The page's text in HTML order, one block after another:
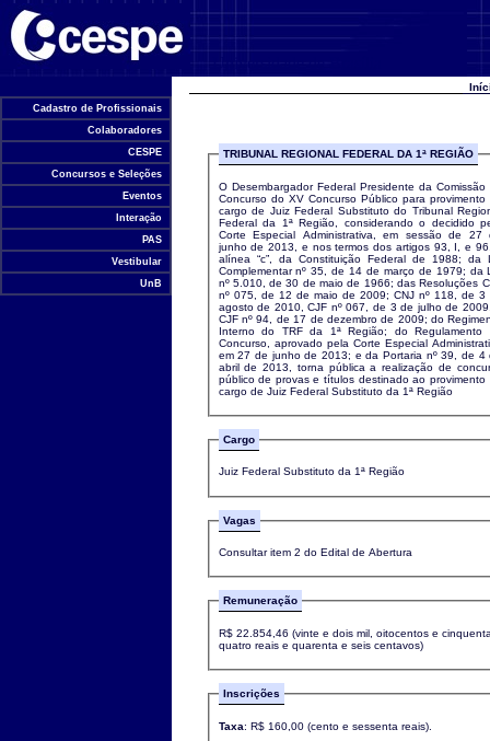
Cadastro de Profissionais
Colaboradores
CESPE
Concursos e Seleções
Eventos
Interação
PAS
Vestibular
UnB
TRIBUNAL REGIONAL FEDERAL DA 1ª REGIÃO
O Desembargador Federal Presidente da Comissão
Concurso do XV Concurso Público para provimento
cargo de Juiz Federal Substituto do Tribunal
Federal da 1ª Região, considerando o decidido
Corte Especial Administrativa, em sessão de 27
junho de 2013, e nos termos dos artigos 93, I, e
alínea “c”, da Constituição Federal de 1988; da
Complementar nº 35, de 14 de março de 1979; da
nº 5.010, de 30 de maio de 1966; das Resoluções
nº 075, de 12 de maio de 2009; CNJ nº 118, de 3
agosto de 2010, CJF nº 067, de 3 de julho de
CJF nº 94, de 17 de dezembro de 2009; do
Interno do TRF da 1ª Região; do Regulamento
Concurso, aprovado pela Corte Especial
em 27 de junho de 2013; e da Portaria nº 39, de 4
abril de 2013, torna pública a realização de
público de provas e títulos destinado ao provimento
cargo de Juiz Federal Substituto da 1ª Região
Cargo
Juiz Federal Substituto da 1ª Região
Vagas
Consultar item 2 do Edital de Abertura
Remuneração
R$ 22.854,46 (vinte e dois mil, oitocentos e
quatro reais e quarenta e seis centavos)
Inscrições
Taxa: R$ 160,00 (cento e sessenta reais).